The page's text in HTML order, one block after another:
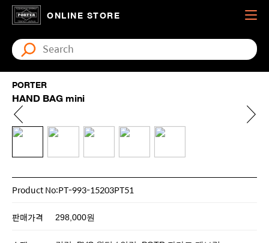
ONLINE STORE
PORTER
HAND BAG mini
Product No:PT-993-15203PT51
판매가격 298,000원